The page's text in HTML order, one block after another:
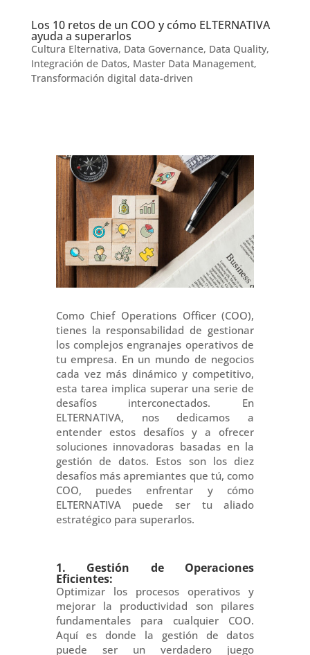
Los 10 retos de un COO y cómo ELTERNATIVA
ayuda a superarlos
Cultura Elternativa, Data Governance, Data Quality,
Integración de Datos, Master Data Management,
Transformación digital data-driven
Como Chief Operations Officer (COO),
tienes la responsabilidad de gestionar
los complejos engranajes operativos de
tu empresa. En un mundo de negocios
cada vez más dinámico y competitivo,
esta tarea implica superar una serie de
desafíos interconectados. En
ELTERNATIVA, nos dedicamos a
entender estos desafíos y a ofrecer
soluciones innovadoras basadas en la
gestión de datos. Estos son los diez
desafíos más apremiantes que tú, como
COO, puedes enfrentar y cómo
ELTERNATIVA puede ser tu aliado
estratégico para superarlos.
1. Gestión de Operaciones
Eficientes:
Optimizar los procesos operativos y
mejorar la productividad son pilares
fundamentales para cualquier COO.
Aquí es donde la gestión de datos
puede ser un verdadero juego